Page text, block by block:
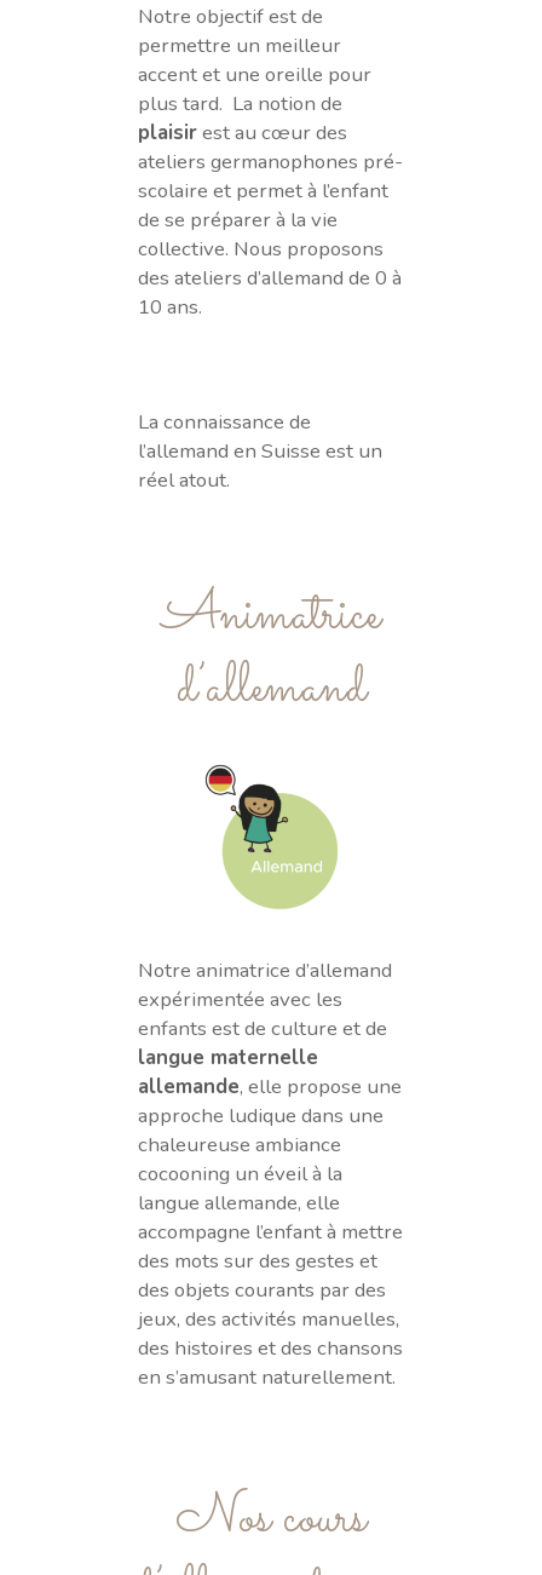
Notre objectif est de
permettre un meilleur
accent et une oreille pour
plus tard. La notion de
plaisirest au cœur des
ateliers germanophones pré-
scolaire et permet à l’enfant
de se préparer à la vie
collective. Nous proposons
des ateliers d’allemand de 0 à
10 ans.
La connaissance de
l’allemand en Suisse est un
réel atout.
Animatrice
d’allemand
Notre animatrice d’allemand
expérimentée avec les
enfants est de culture et de
langue maternelle
allemande, elle propose une
approche ludique dans une
chaleureuse ambiance
cocooning un éveil à la
langue allemande, elle
accompagne l’enfant à mettre
des mots sur des gestes et
des objets courants par des
jeux, des activités manuelles,
des histoires et des chansons
en s’amusant naturellement.
Nos cours